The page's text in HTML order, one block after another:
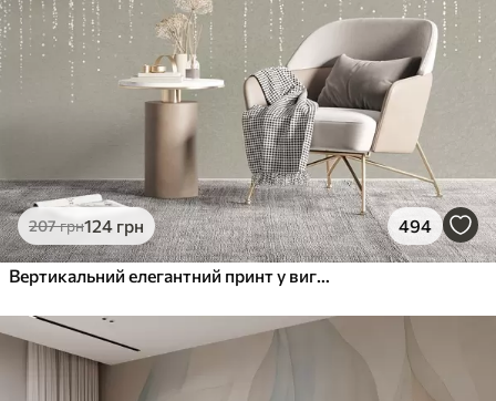
207грн124 грн 494